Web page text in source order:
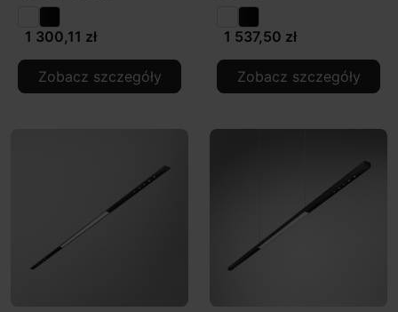
1 300,11 zł
Zobacz szczegóły
1 537,50 zł
Zobacz szczegóły